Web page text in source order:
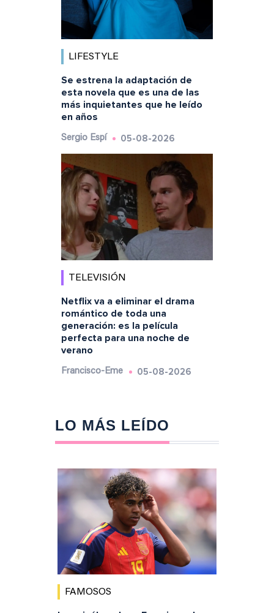
LIFESTYLE
Se estrena la adaptación de
esta novela que es una de las
más inquietantes que he leído
en años
Sergio Espí 05-08-2026
TELEVISIÓN
Netflix va a eliminar el drama
romántico de toda una
generación: es la película
perfecta para una noche de
verano
Francisco-Eme 05-08-2026
LO MÁS LEÍDO
FAMOSOS